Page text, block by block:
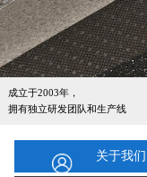
成立于2003年，
拥有独立研发团队和生产线
关于我们